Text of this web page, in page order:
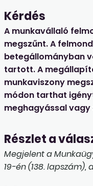
Kérdés
A munkavállaló
megszűnt. A
betegállományban
tartott. A
munkaviszony
módon tarthat
meghagyással
Részlet a
Megjelent a
19-én (138. lapszám),